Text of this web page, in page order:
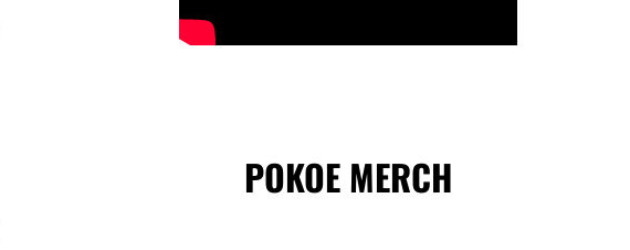
POKOE MERCH